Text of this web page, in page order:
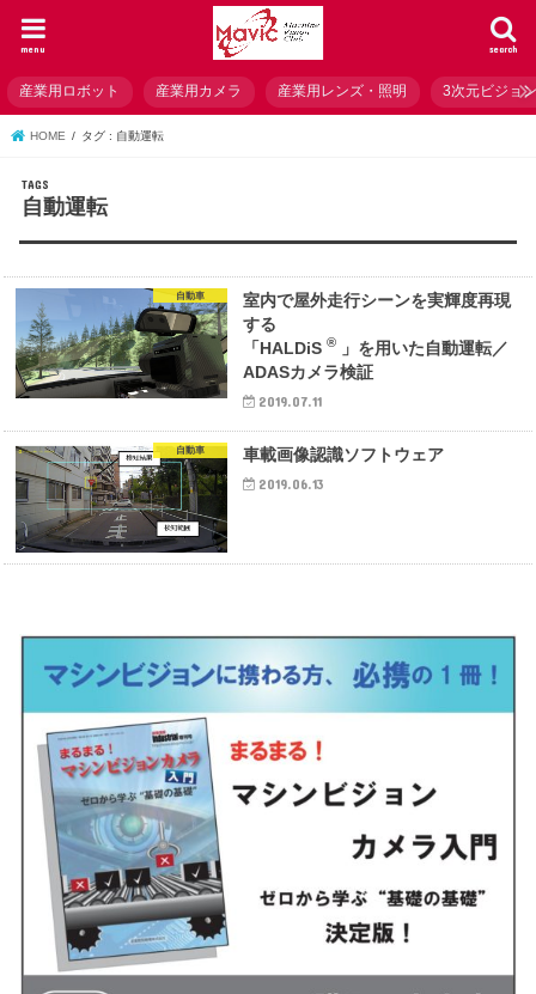
search
menu
産業用ロボット 産業用カメラ 産業用レンズ・照明 3次元ビジョ
HOME タグ : 自動運転
自動運転
自動車
室内で屋外走行シーンを実輝度再現
する
「HALDiS ®」を用いた自動運転／
ADASカメラ検証
2019.07.11
自動車 車載画像認識ソフトウェア
2019.06.13